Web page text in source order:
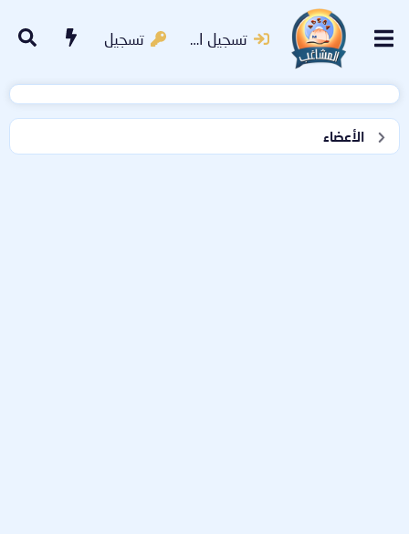
تسجيل الدخول تسجيل
الأعضاء